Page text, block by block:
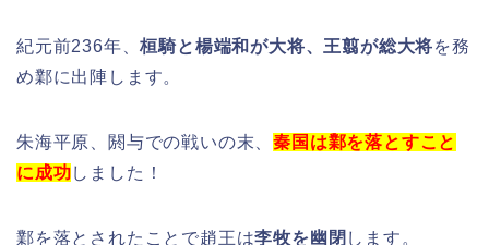
紀元前236年、桓騎と楊端和が大将、王翦が総大将を務
め鄴に出陣します。
朱海平原、閼与での戦いの末、秦国は鄴を落とすこと
に成功しました！
鄴を落とされたことで趙王は李牧を幽閉 します。